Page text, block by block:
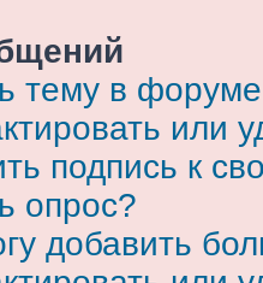
тему в
или
подпись к
опрос?
добавить